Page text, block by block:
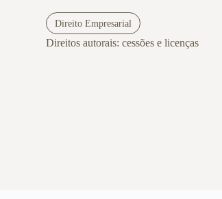
Direito Empresarial
Direitos autorais: cessões e licenças